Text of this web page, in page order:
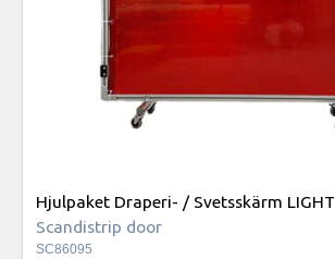
Hjulpaket Draperi- / Svetsskärm LIGHT
Scandistrip door
SC86095